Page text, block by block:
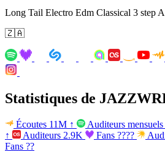
Long Tail Electro Edm Classical 3 step
🇿🇦
Statistiques de
Écoutes 11M ↑ Auditeurs mensuels
↑
Auditeurs 2.9K Fans ????
Fans ??